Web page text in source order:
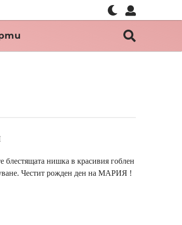
блестящата нишка в красивия гоблен
Честит рожден ден на МАРИЯ !